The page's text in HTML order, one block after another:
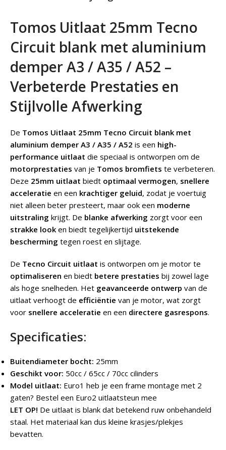
Tomos Uitlaat 25mm Tecno
Circuit blank met aluminium
demper A3 / A35 / A52 –
Verbeterde Prestaties en
Stijlvolle Afwerking
De Tomos Uitlaat 25mm Tecno Circuit blank met
aluminium demper A3 / A35 / A52 is een high-
performance uitlaat die speciaal is ontworpen om de
motorprestaties van je Tomos bromfiets te verbeteren.
Deze 25mm uitlaat biedt optimaal vermogen, snellere
acceleratie en een krachtiger geluid, zodat je voertuig
niet alleen beter presteert, maar ook een moderne
uitstraling krijgt. De blanke afwerking zorgt voor een
strakke look en biedt tegelijkertijd uitstekende
bescherming tegen roest en slijtage.
De Tecno Circuit uitlaat is ontworpen om je motor te
optimaliseren en biedt betere prestaties bij zowel lage
als hoge snelheden. Het geavanceerde ontwerp van de
uitlaat verhoogt de efficiëntie van je motor, wat zorgt
voor snellere acceleratie en een directere gasrespons.
Specificaties:
Buitendiameter bocht: 25mm
Geschikt voor: 50cc / 65cc / 70cc cilinders
Model uitlaat: Euro1 heb je een frame montage met 2
gaten? Bestel een Euro2 uitlaatsteun mee
LET OP! De uitlaat is blank dat betekend ruw onbehandeld
staal. Het materiaal kan dus kleine krasjes/plekjes
bevatten.